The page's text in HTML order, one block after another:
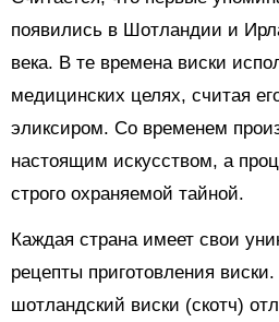
появились в Шотландии и
века. В те времена виски
медицинских целях, считая
эликсиром. Со временем
настоящим искусством, а
строго охраняемой тайной.
Каждая страна имеет свои
рецепты приготовления
шотландский виски (скотч)